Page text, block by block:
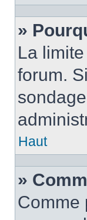
»
La
forum.
Haut
»
Comme